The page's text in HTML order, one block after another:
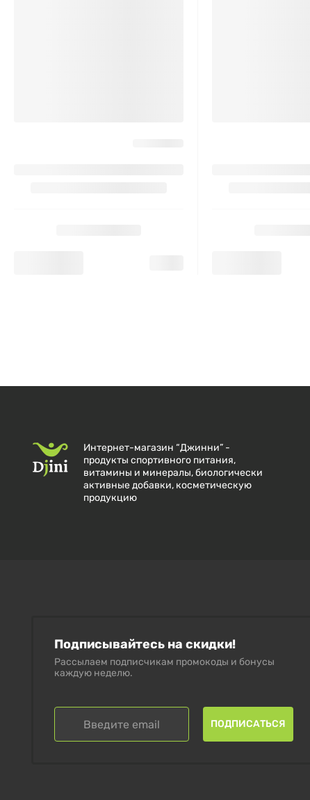
Интернет-магазин “Джинни” -
продукты спортивного питания,
витамины и минералы, биологически
активные добавки, косметическую
продукцию
Подписывайтесь на скидки!
Рассылаем подписчикам промокоды и бонусы
каждую неделю.
ПОДПИСАТЬСЯ